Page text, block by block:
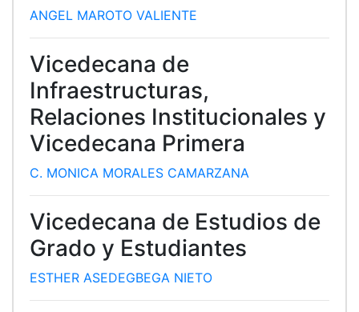
ANGEL MAROTO VALIENTE
Vicedecana de
Infraestructuras,
Relaciones Institucionales y
Vicedecana Primera
C. MONICA MORALES CAMARZANA
Vicedecana de Estudios de
Grado y Estudiantes
ESTHER ASEDEGBEGA NIETO